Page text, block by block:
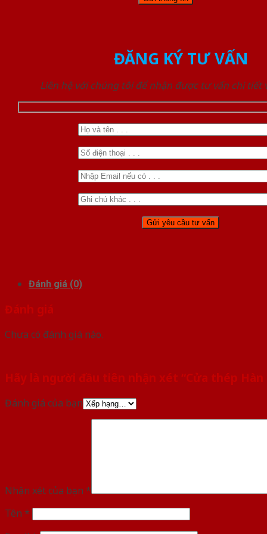
ĐĂNG KÝ TƯ VẤN
Liên hệ với chúng tôi để nhận được tư vấn chi tiết
Đánh giá (0)
Đánh giá
Chưa có đánh giá nào.
Hãy là người đầu tiên nhận xét “Cửa thép Hàn
Đánh giá của bạn
Nhận xét của bạn *
Tên *